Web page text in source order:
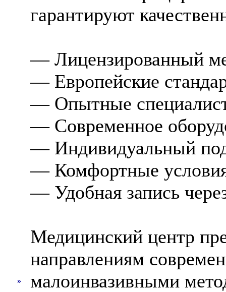
»
гарантируют
— Лицензированный
— Европейские
— Опытные
— Современное
— Индивидуальный
— Комфортные
— Удобная запись
Медицинский центр
направлениям
малоинвазивными